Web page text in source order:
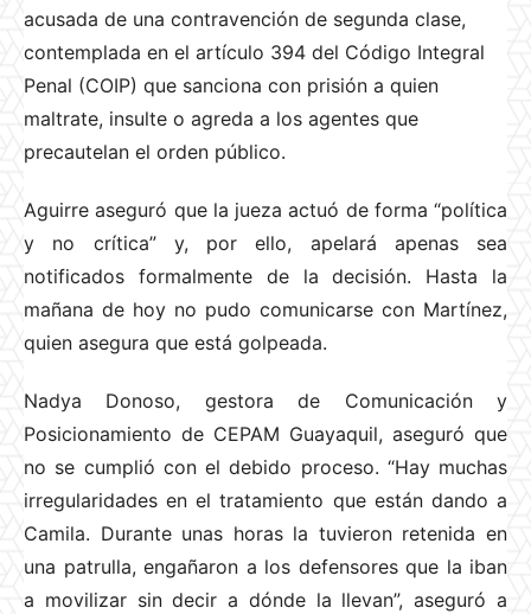
acusada de una contravención de segunda clase,
contemplada en el artículo 394 del Código Integral
Penal (COIP) que sanciona con prisión a quien
maltrate, insulte o agreda a los agentes que
precautelan el orden público.
Aguirre aseguró que la jueza actuó de forma “política
y no crítica” y, por ello, apelará apenas sea
notificados formalmente de la decisión. Hasta la
mañana de hoy no pudo comunicarse con Martínez,
quien asegura que está golpeada.
Nadya Donoso, gestora de Comunicación y
Posicionamiento de CEPAM Guayaquil, aseguró que
no se cumplió con el debido proceso. “Hay muchas
irregularidades en el tratamiento que están dando a
Camila. Durante unas horas la tuvieron retenida en
una patrulla, engañaron a los defensores que la iban
a movilizar sin decir a dónde la llevan”, aseguró a